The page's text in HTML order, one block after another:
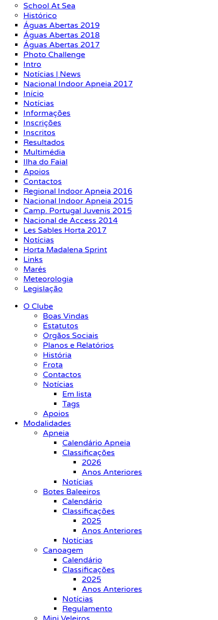
School At Sea
Histórico
Águas Abertas 2019
Águas Abertas 2018
Águas Abertas 2017
Photo Challenge
Intro
Notícias | News
Nacional Indoor Apneia 2017
Início
Notícias
Informações
Inscrições
Inscritos
Resultados
Multimédia
Ilha do Faial
Apoios
Contactos
Regional Indoor Apneia 2016
Nacional Indoor Apneia 2015
Camp. Portugal Juvenis 2015
Nacional de Access 2014
Les Sables Horta 2017
Notícias
Horta Madalena Sprint
Links
Marés
Meteorologia
Legislação
O Clube
Boas Vindas
Estatutos
Orgãos Sociais
Planos e Relatórios
História
Frota
Contactos
Notícias
Em lista
Tags
Apoios
Modalidades
Apneia
Calendário Apneia
Classificações
2026
Anos Anteriores
Notícias
Botes Baleeiros
Calendário
Classificações
2025
Anos Anteriores
Notícias
Canoagem
Calendário
Classificações
2025
Anos Anteriores
Notícias
Regulamento